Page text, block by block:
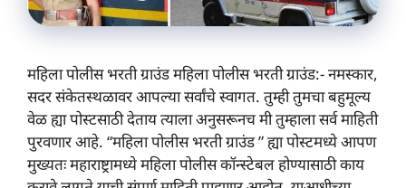
महिला पोलीस भरती ग्राउंड महिला पोलीस भरती ग्राउंड:- नमस्कार,
सदर संकेतस्थळावर आपल्या सर्वांचे स्वागत. तुम्ही तुमचा बहुमूल्य
वेळ ह्या पोस्टसाठी देताय त्याला अनुसरूनच मी तुम्हाला सर्व माहिती
पुरवणार आहे. “महिला पोलीस भरती ग्राउंड ” ह्या पोस्टमध्ये आपण
मुख्यतः महाराष्ट्रामध्ये महिला पोलीस कॉन्स्टेबल होण्यासाठी काय